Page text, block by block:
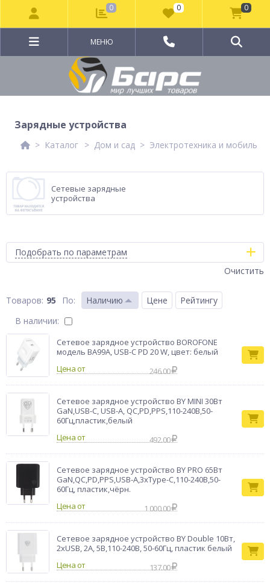
МЕНЮ
Зарядные устройства
Каталог Дом и сад Электротехника и
Сетевые зарядные
устройства
Подобрать по параметрам
Очистить
95 По: Наличию Цене
Рейтингу
В наличии:
Сетевое зарядное устройство BOROFONE
модель BA99A, USB-C PD 20 W, цвет: белый
Цена от
246.00
Сетевое зарядное устройство BY MINI 30Вт
GaN,USB-C, USB-A, QC,PD,PPS,110-240В,50-
60Гц,пластик,белый
Цена от
492.00
Сетевое зарядное устройство BY PRO 65Вт
GaN,QC,PD,PPS,USB-A,3xType-C,110-240В,50-
60Гц, пластик,чёрн.
Цена от
1 000.00
Сетевое зарядное устройство BY Double 10Вт,
2xUSB, 2А, 5В,110-240В, 50-60Гц, пластик белый
Цена от
137.00
0 0 0